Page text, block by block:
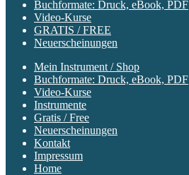
Buchformate: Druck, eBook, PDF
Video-Kurse
GRATIS / FREE
Neuerscheinungen
Mein Instrument / Shop
Buchformate: Druck, eBook, PDF
Video-Kurse
Instrumente
Gratis / Free
Neuerscheinungen
Kontakt
Impressum
Home